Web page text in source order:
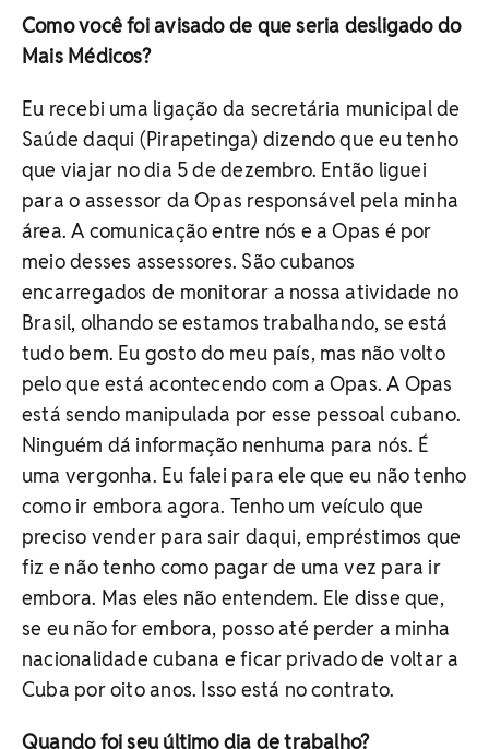
Como você foi avisado de que seria desligado do
Mais Médicos?
Eu recebi uma ligação da secretária municipal de
Saúde daqui (Pirapetinga) dizendo que eu tenho
que viajar no dia 5 de dezembro. Então liguei
para o assessor da Opas responsável pela minha
área. A comunicação entre nós e a Opas é por
meio desses assessores. São cubanos
encarregados de monitorar a nossa atividade no
Brasil, olhando se estamos trabalhando, se está
tudo bem. Eu gosto do meu país, mas não volto
pelo que está acontecendo com a Opas. A Opas
está sendo manipulada por esse pessoal cubano.
Ninguém dá informação nenhuma para nós. É
uma vergonha. Eu falei para ele que eu não tenho
como ir embora agora. Tenho um veículo que
preciso vender para sair daqui, empréstimos que
fiz e não tenho como pagar de uma vez para ir
embora. Mas eles não entendem. Ele disse que,
se eu não for embora, posso até perder a minha
nacionalidade cubana e ficar privado de voltar a
Cuba por oito anos. Isso está no contrato.
Quando foi seu último dia de trabalho?